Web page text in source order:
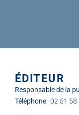
ÉDITEUR
Responsable de la
Téléphone: 02 51 58